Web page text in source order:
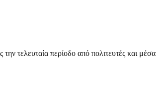
τελευταία περίοδο από πολιτευτές και μέσα